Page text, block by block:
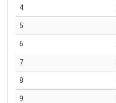
4
5
6
7
8
9